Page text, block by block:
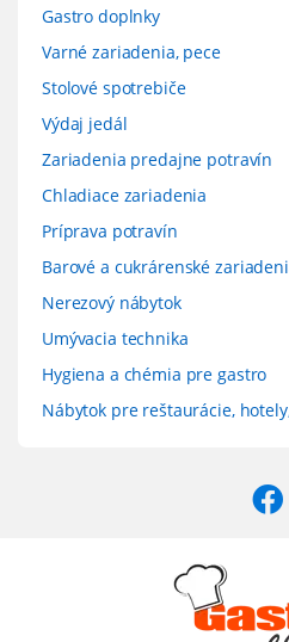
Gastro doplnky
Varné zariadenia, pece
Stolové spotrebiče
Výdaj jedál
Zariadenia predajne potravín
Chladiace zariadenia
Príprava potravín
Barové a cukrárenské
Nerezový nábytok
Umývacia technika
Hygiena a chémia pre gastro
Nábytok pre reštaurácie,